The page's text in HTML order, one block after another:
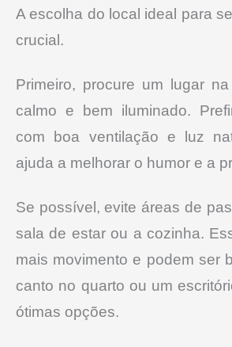
A escolha do local ideal para
crucial.
Primeiro, procure um lugar
calmo e bem iluminado.
com boa ventilação e luz
ajuda a melhorar o humor e a
Se possível, evite áreas de
sala de estar ou a cozinha.
mais movimento e podem ser
canto no quarto ou um
ótimas opções.